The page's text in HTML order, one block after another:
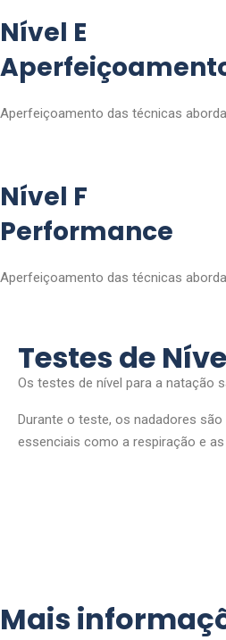
Nível E
Aperfeiçoamento das técnicas
Nível F
Performance
Aperfeiçoamento das técnicas
Testes de
Os testes de nível para a natação
Durante o teste, os nadadores
essenciais como a respiração e as
Mais